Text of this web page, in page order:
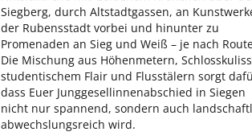
Siegberg, durch Altstadtgassen, an
der Rubensstadt vorbei und hinunter zu
Promenaden an Sieg und Weiß – je nach
Die Mischung aus Höhenmetern,
studentischem Flair und Flusstälern sorgt
dass Euer Junggesellinnenabschied in Siegen
nicht nur spannend, sondern auch
abwechslungsreich wird.